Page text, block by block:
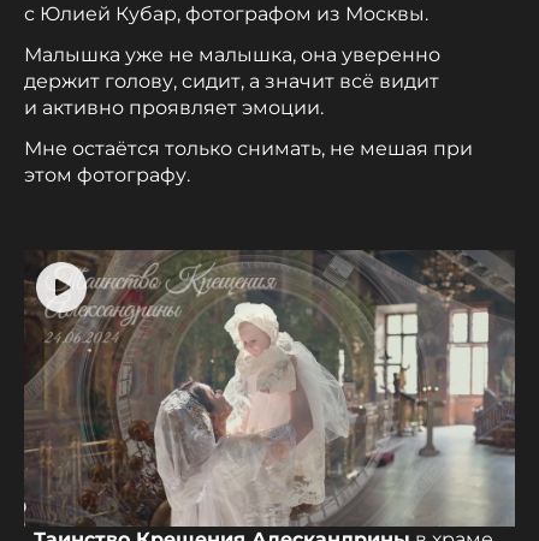
с Юлией Кубар, фотографом из Москвы.
Малышка уже не малышка, она уверенно
держит голову, сидит, а значит всё видит
и активно проявляет эмоции.
Мне остаётся только снимать, не мешая при
этом фотографу.